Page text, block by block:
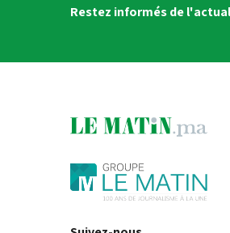
Restez informés de